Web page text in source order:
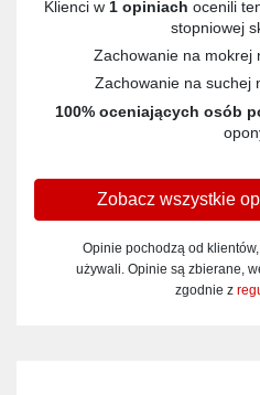
Klienci w 1 opiniach ocenili
stopniowej
Zachowanie na mokrej
Zachowanie na suchej
100% oceniających osób
Zobacz wszystkie
Opinie pochodzą od
używali. Opinie są zbierane,
zgodnie z